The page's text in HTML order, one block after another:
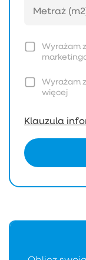
Wyrażam
Wyrażam
więcej
Klauzula